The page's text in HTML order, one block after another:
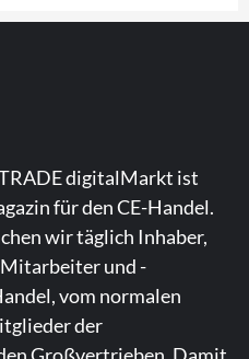
in
Märkten aus
immer mehr auf
Ventilatoren
digitalMarkt ist
für den CE-Handel.
wir täglich Inhaber,
und -
vom normalen
der